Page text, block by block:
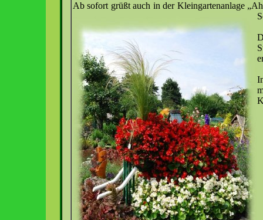
Ab sofort grüßt auch in der Kleingartenanlage